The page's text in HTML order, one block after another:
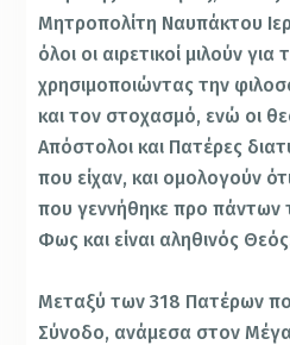
Μητροπολίτη Ναυπάκτου
όλοι οι αιρετικοί μιλούν
χρησιμοποιώντας την
και τον στοχασμό, ενώ οι
Απόστολοι και Πατέρες
που είχαν, και ομολογούν
που γεννήθηκε προ
Φως και είναι αληθινός
Mεταξύ των 318 Πατέρων
Σύνοδο, ανάμεσα στον